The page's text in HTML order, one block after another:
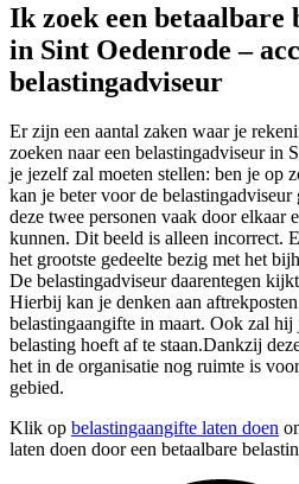
Ik zoek een betaalbare
in Sint Oedenrode –
belastingadviseur
Er zijn een aantal zaken waar je
zoeken naar een belastingadviseur in
je jezelf zal moeten stellen: ben je op
kan je beter voor de
deze twee personen vaak door elkaar
kunnen. Dit beeld is alleen incorrect.
het grootste gedeelte bezig met het
De belastingadviseur daarentegen
Hierbij kan je denken aan
belastingaangifte in maart. Ook zal
belasting hoeft af te staan.Dankzij
het in de organisatie nog ruimte is
gebied.
Klik op belastingaangifte laten doen
laten doen door een betaalbare